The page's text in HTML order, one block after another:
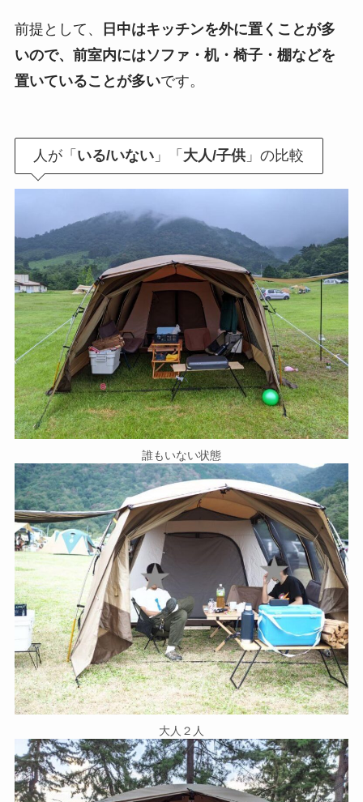
前提として、
日中はキッチンを外に置くことが多
いので、前室内にはソファ・机・椅子・棚などを
置いていることが多いです。
人が「 いる/いない 」「 大人/子供 」の比較
誰もいない状態
大人２人